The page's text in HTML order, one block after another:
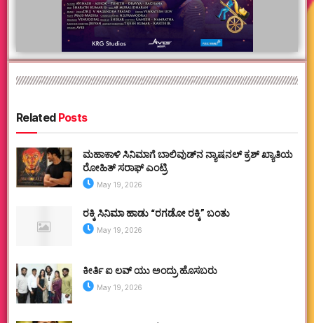
RelatedPosts
ಮಹಾಕಾಳಿ ಸಿನಿಮಾಗೆ ಬಾಲಿವುಡ್‌ನ ನ್ಯಾಷನಲ್ ಕ್ರಶ್ ಖ್ಯಾತಿಯ
ರೋಹಿತ್ ಸರಾಫ್ ಎಂಟ್ರಿ
May 19, 2026
ರಕ್ಕಿ ಸಿನಿಮಾ ಹಾಡು “ರಗಡೋ ರಕ್ಕಿ” ಬಂತು
May 19, 2026
ಕೀರ್ತಿ ಐ ಲವ್ ಯು ಅಂದ್ರು ಹೊಸಬರು
May 19, 2026